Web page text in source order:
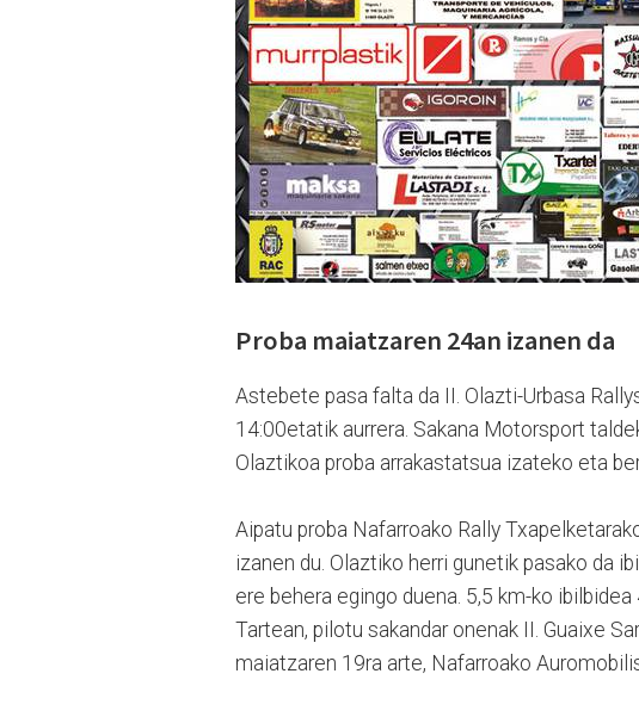
Proba maiatzaren 24an izanen da
Astebete pasa falta da II. Olazti-Urbasa
14:00etatik aurrera. Sakana Motorsport
Olaztikoa proba arrakastatsua izateko eta
Aipatu proba Nafarroako Rally
izanen du. Olaztiko herri gunetik pasako da
ere behera egingo duena. 5,5 km-ko
Tartean, pilotu sakandar onenak II. Guaixe
maiatzaren 19ra arte, Nafarroako